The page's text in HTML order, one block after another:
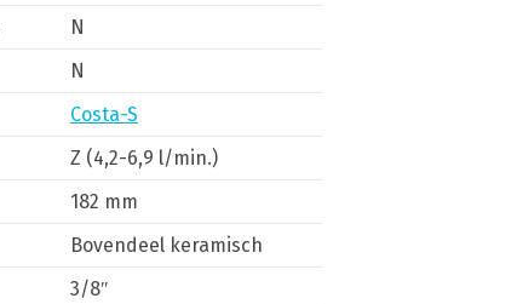
N
N
Costa-S
Z (4,2-6,9 l/min.)
182 mm
Bovendeel keramisch
3/8″